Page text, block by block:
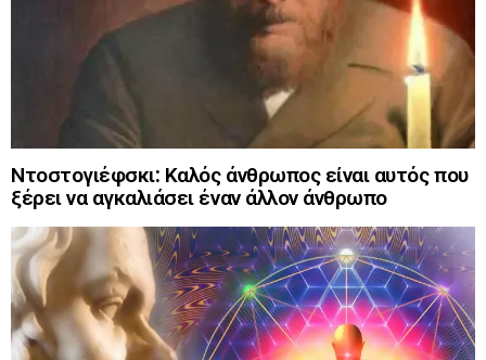
Ντοστογιέφσκι: Καλός άνθρωπος είναι αυτός που
ξέρει να αγκαλιάσει έναν άλλον άνθρωπο